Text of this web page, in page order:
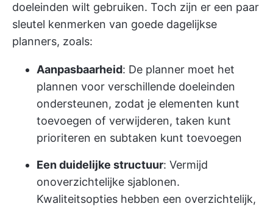
doeleinden wilt gebruiken. Toch zijn er een paar
sleutel kenmerken van goede dagelijkse
planners, zoals:
Aanpasbaarheid: De planner moet het
plannen voor verschillende doeleinden
ondersteunen, zodat je elementen kunt
toevoegen of verwijderen, taken kunt
prioriteren en subtaken kunt toevoegen
Een duidelijke structuur: Vermijd
onoverzichtelijke sjablonen.
Kwaliteitsopties hebben een overzichtelijk,